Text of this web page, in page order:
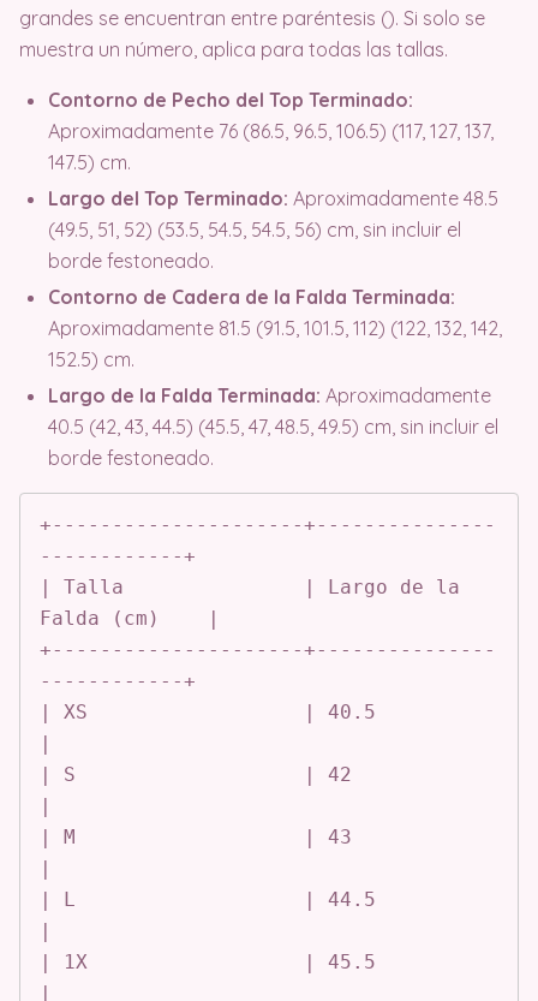
grandes se encuentran entre paréntesis (). Si solo se
muestra un número, aplica para todas las tallas.
Contorno de Pecho del Top Terminado:
Aproximadamente 76 (86.5, 96.5, 106.5) (117, 127, 137,
147.5) cm.
Largo del Top Terminado: Aproximadamente 48.5
(49.5, 51, 52) (53.5, 54.5, 54.5, 56) cm, sin incluir el
borde festoneado.
Contorno de Cadera de la Falda Terminada:
Aproximadamente 81.5 (91.5, 101.5, 112) (122, 132, 142,
152.5) cm.
Largo de la Falda Terminada: Aproximadamente
40.5 (42, 43, 44.5) (45.5, 47, 48.5, 49.5) cm, sin incluir el
borde festoneado.
+---------------------+---------------
------------+
| Talla               | Largo de la
Falda (cm)    |
+---------------------+---------------
------------+
| XS                  | 40.5
|
| S                   | 42
|
| M                   | 43
|
| L                   | 44.5
|
| 1X                  | 45.5
|